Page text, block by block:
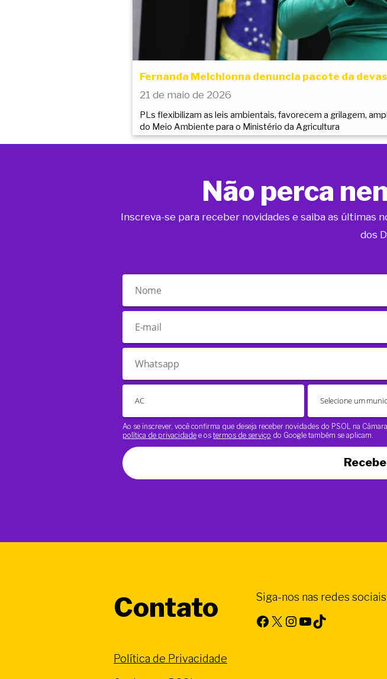
Fernanda Melchionna denuncia pacote da
21 de maio de 2026
PLs flexibilizam as leis ambientais, favorecem a grilagem,
do Meio Ambiente para o Ministério da Agricultura
Não perca
Inscreva-se para receber novidades e saiba as últimas
dos
Ao se inscrever, você confirma que deseja receber novidades do PSOL na
política de privacidade e os termos de serviço do Google também se aplicam.
Contato
Política de Privacidade
Siga-nos nas redes
Facebook X Instagram Youtube TikTok